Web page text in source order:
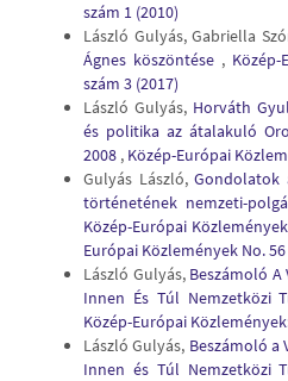
szám 1 (2010)
László Gulyás, Gabriella
Ágnes köszöntése ,
szám 3 (2017)
László Gulyás, Horváth
és politika az átalakuló
2008 , Közép-Európai
Gulyás László,Gondolatok
történetének nemzeti-
Közép-Európai
Európai Közlemények No. 56
László Gulyás, Beszámoló A
Innen És Túl Nemzetközi
Közép-Európai
László Gulyás, Beszámoló a
Innen és Túl Nemzetközi